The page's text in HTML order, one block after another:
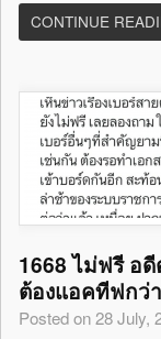
CONTINUE
1668 ไม่ฟรี อ
ต้องแอคทีฟกว่
Posted on 28 July,